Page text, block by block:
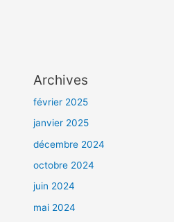
Archives
février 2025
janvier 2025
décembre 2024
octobre 2024
juin 2024
mai 2024